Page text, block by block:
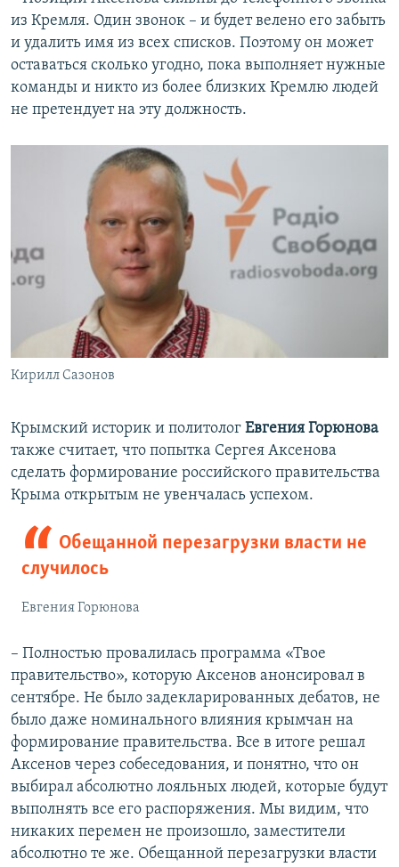
из Кремля. Один звонок – и будет велено его забыть
и удалить имя из всех списков. Поэтому он может
оставаться сколько угодно, пока выполняет нужные
команды и никто из более близких Кремлю людей
не претендует на эту должность.
Кирилл Сазонов
Крымский историк и политолог Евгения Горюнова
также считает, что попытка Сергея Аксенова
сделать формирование российского правительства
Крыма открытым не увенчалась успехом.
Обещанной перезагрузки власти не
случилось
Евгения Горюнова
– Полностью провалилась программа «Твое
правительство», которую Аксенов анонсировал в
сентябре. Не было задекларированных дебатов, не
было даже номинального влияния крымчан на
формирование правительства. Все в итоге решал
Аксенов через собеседования, и понятно, что он
выбирал абсолютно лояльных людей, которые будут
выполнять все его распоряжения. Мы видим, что
никаких перемен не произошло, заместители
абсолютно те же. Обещанной перезагрузки власти